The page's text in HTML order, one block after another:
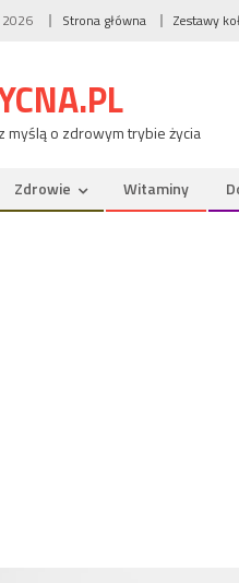
Strona główna Zestawy
myślą o zdrowym trybie życia
Zdrowie Witaminy